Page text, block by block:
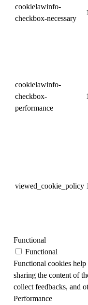
cookielawinfo-
checkbox-necessary
cookielawinfo-
checkbox-
performance
viewed_cookie_policy
Functional
Functional
Functional cookies
sharing the content of
collect feedbacks, and
Performance